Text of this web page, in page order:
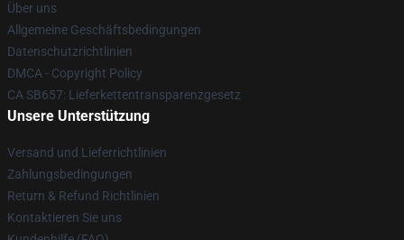
Über uns
Allgemeine Geschäftsbedingungen
Datenschutzrichtlinien
DMCA - Copyright Policy
CA SB657: Lieferkettentransparenzgesetz
Unsere Unterstützung
Versand und Lieferrichtlinien
Zahlungsbedingungen
Return & Refund Richtlinien
Kontaktieren Sie uns